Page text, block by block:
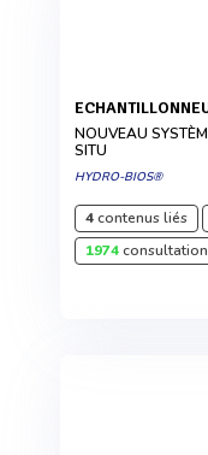
NOUVEAU
SITU
HYDRO-BIOS®
4contenus liés
1974